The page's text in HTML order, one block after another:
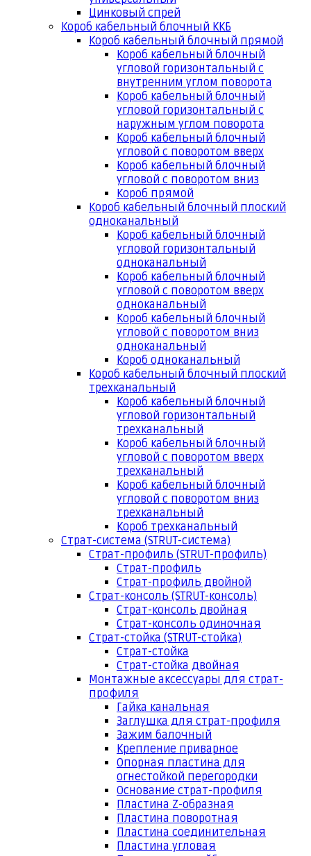
Цинковый спрей
Короб кабельный блочный ККБ
Короб кабельный блочный прямой
Короб кабельный блочный
угловой горизонтальный с
внутренним углом поворота
Короб кабельный блочный
угловой горизонтальный с
наружным углом поворота
Короб кабельный блочный
угловой с поворотом вверх
Короб кабельный блочный
угловой с поворотом вниз
Короб прямой
Короб кабельный блочный плоский
одноканальный
Короб кабельный блочный
угловой горизонтальный
одноканальный
Короб кабельный блочный
угловой с поворотом вверх
одноканальный
Короб кабельный блочный
угловой с поворотом вниз
одноканальный
Короб одноканальный
Короб кабельный блочный плоский
трехканальный
Короб кабельный блочный
угловой горизонтальный
трехканальный
Короб кабельный блочный
угловой с поворотом вверх
трехканальный
Короб кабельный блочный
угловой с поворотом вниз
трехканальный
Короб трехканальный
Страт-система (STRUT-система)
Страт-профиль (STRUT-профиль)
Страт-профиль
Страт-профиль двойной
Страт-консоль (STRUT-консоль)
Страт-консоль двойная
Страт-консоль одиночная
Страт-стойка (STRUT-стойка)
Страт-стойка
Страт-стойка двойная
Монтажные аксессуары для страт-
профиля
Гайка канальная
Заглушка для страт-профиля
Зажим балочный
Крепление приварное
Опорная пластина для
огнестойкой перегородки
Основание страт-профиля
Пластина Z-образная
Пластина поворотная
Пластина соединительная
Пластина угловая